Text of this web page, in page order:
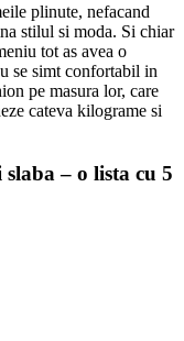
plinute, nefacand
stilul si moda. Si chiar
tot as avea o
se simt confortabil in
pe masura lor, care
cateva kilograme si
– o lista cu 5